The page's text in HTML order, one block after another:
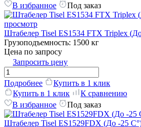
В избранное
Под заказ
просмотр
Штабелер Tisel ES1534 FTX Triplex
Грузоподъемность: 1500 кг
Цена по запросу
Запросить цену
Подробнее
Купить в 1 клик
Купить в 1 клик
К сравнению
В избранное
Под заказ
Штабелер Tisel ES1529FDX (До -25